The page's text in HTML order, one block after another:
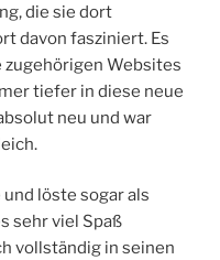
die sie dort
davon fasziniert. Es
zugehörigen Websites
tiefer in diese neue
neu und war
löste sogar als
sehr viel Spaß
vollständig in seinen